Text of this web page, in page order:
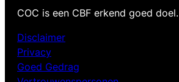
COC is een CBF erkend goed doel.
Disclaimer
Privacy
Goed Gedrag